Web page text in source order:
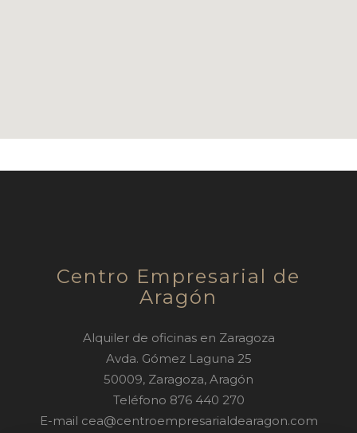
Centro Empresarial de
Aragón
Alquiler de oficinas en Zaragoza
Avda. Gómez Laguna 25
50009, Zaragoza, Aragón
Teléfono 876 440 270
E-mail cea@centroempresarialdearagon.com